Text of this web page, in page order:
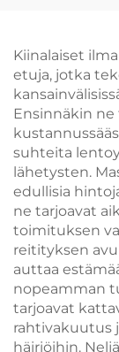
Kiinalaiset
etuja, jotka
Ensinnäkin
suhteita
lähetysten.
edullisia
ne tarjoavat
toimituksen
reitityksen
auttaa
nopeamman
tarjoavat
rahtivakuutus
häiriöihin.